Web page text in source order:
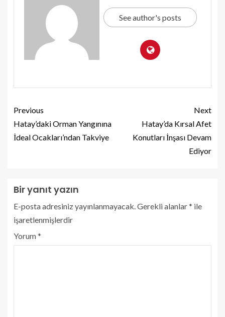
See author's posts
Previous
Hatay’daki Orman Yangınına
İdeal Ocakları’ndan Takviye
Next
Hatay’da Kırsal Afet
Konutları İnşası Devam
Ediyor
Bir yanıt yazın
E-posta adresiniz yayınlanmayacak.Gerekli alanlar* ile
işaretlenmişlerdir
Yorum*